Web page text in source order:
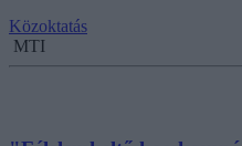
Közoktatás
MTI